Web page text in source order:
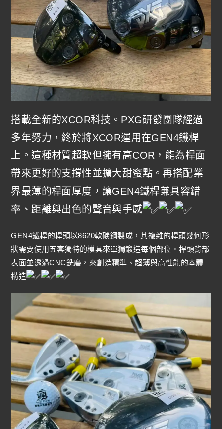
搭載全新的XCOR科技。PXG研發團隊經過
多年努力，終於將XCOR運用在GEN4鐵桿
上。這種材質超軟但擁有高COR，能為桿面
帶來更好的支撐性並擴大甜蜜點。再搭配業
界最薄的桿面厚度，讓GEN4鐵桿兼具容錯
率、距離與出色的聲音與手感
GEN4鐵桿的桿頭以8620軟碳鋼製成，其複雜的桿頭幾何形
狀需要使用五套獨特的模具來單獨鍛造每個部位。桿頭背部
表面並透過CNC銑磨，來創造精準、超薄與高性能的本體
構造